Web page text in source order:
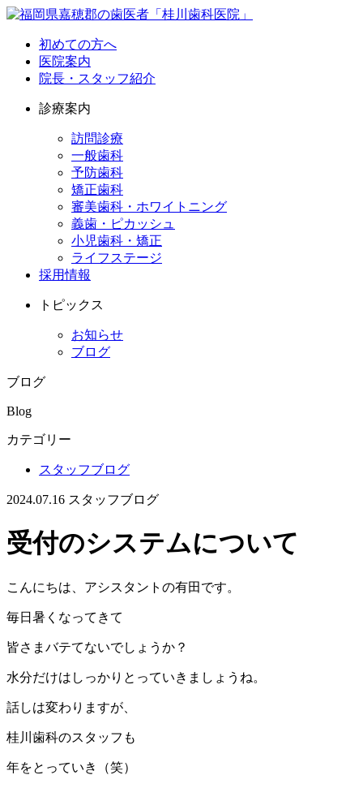
初めての方へ
医院案内
院長・スタッフ紹介
診療案内
訪問診療
一般歯科
予防歯科
矯正歯科
審美歯科・ホワイトニング
義歯・ピカッシュ
小児歯科・矯正
ライフステージ
採用情報
トピックス
お知らせ
ブログ
ブログ
Blog
カテゴリー
スタッフブログ
2024.07.16 スタッフブログ
受付のシステムについて
こんにちは、アシスタントの有田です。
毎日暑くなってきて
皆さまバテてないでしょうか？
水分だけはしっかりとっていきましょうね。
話しは変わりますが、
桂川歯科のスタッフも
年をとっていき（笑）